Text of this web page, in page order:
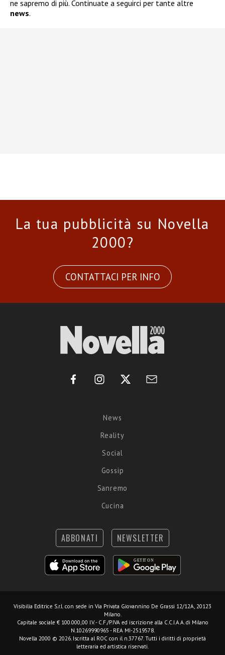
ne sapremo di più. Continuate a seguirci per tante altre
news.
La tua pubblicità su Novella
2000?
CONTATTACI PER INFO
News
Reality
Social
Gossip
Sanremo
Cucina
ABBONATI NEWSLETTER
Visibilia Editrice S.r.l. con sede in Via Privata Giovannino De Grassi 12/12A, 20123
Milano.
Capitale sociale € 100.000,00 I.V. - C.F./P.IVA ed iscrizione alla C.C.I.A.A. di Milano
N.10269990965 - REA MI-2519578.
Novella 2000 © 2026. Iscritta al ROC con il n.37767. Tutti i diritti di proprietà
letteraria ed artistica riservati.